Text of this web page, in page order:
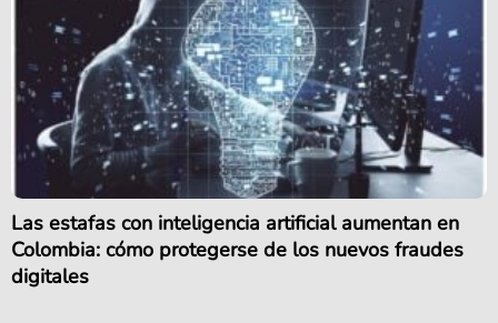
Las estafas con inteligencia artificial aumentan en
Colombia: cómo protegerse de los nuevos fraudes
digitales